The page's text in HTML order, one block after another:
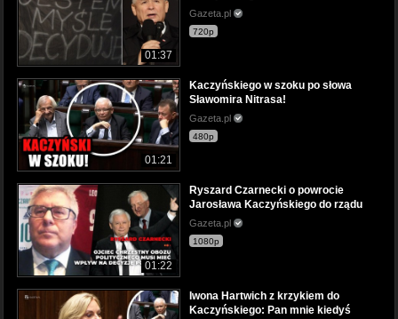
01:37
Gazeta.pl
720p
01:21
Kaczyńskiego w szoku po słowa
Sławomira Nitrasa!
Gazeta.pl
480p
01:22
Ryszard Czarnecki o powrocie
Jarosława Kaczyńskiego do rządu
Gazeta.pl
1080p
Iwona Hartwich z krzykiem do
Kaczyńskiego: Pan mnie kiedyś